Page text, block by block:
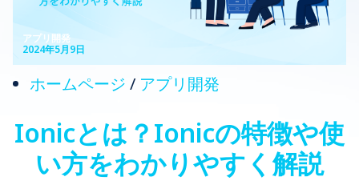
アプリ開発
2024年5月9日
ホームページ / アプリ開発
Ionicとは？Ionicの特徴や使
い方をわかりやすく解説